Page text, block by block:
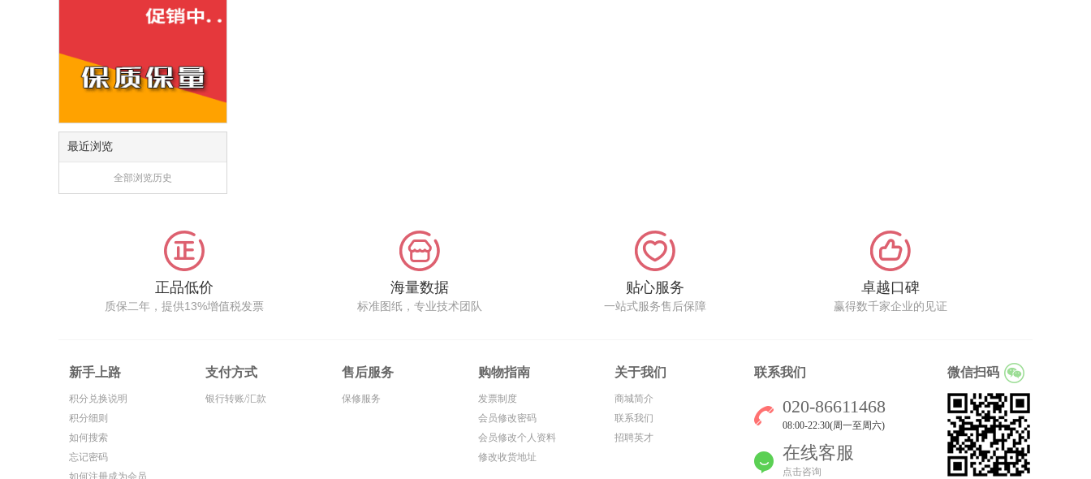
最近浏览
全部浏览历史
正品低价
质保二年，提供13%增值税发票
海量数据
标准图纸，专业技术团队
贴心服务
一站式服务售后保障
卓越口碑
赢得数千家企业的见证
新手上路
积分兑换说明
积分细则
如何搜索
忘记密码
如何注册成为会员
支付方式
银行转账/汇款
售后服务
保修服务
购物指南
发票制度
会员修改密码
会员修改个人资料
修改收货地址
关于我们
商城简介
联系我们
招聘英才
联系我们
020-86611468
08:00-22:30(周一至周六)
在线客服
点击咨询
微信扫码